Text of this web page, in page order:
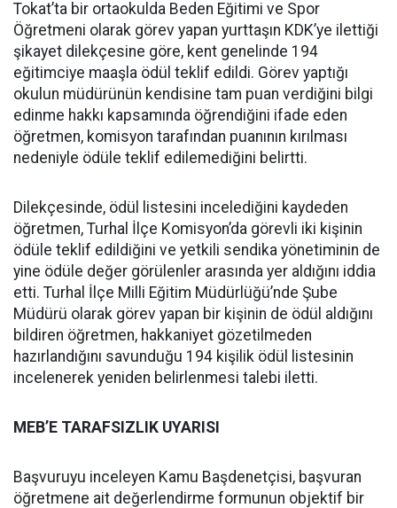
Tokat’ta bir ortaokulda Beden Eğitimi ve Spor
Öğretmeni olarak görev yapan yurttaşın KDK’ye ilettiği
şikayet dilekçesine göre, kent genelinde 194
eğitimciye maaşla ödül teklif edildi. Görev yaptığı
okulun müdürünün kendisine tam puan verdiğini bilgi
edinme hakkı kapsamında öğrendiğini ifade eden
öğretmen, komisyon tarafından puanının kırılması
nedeniyle ödüle teklif edilemediğini belirtti.
Dilekçesinde, ödül listesini incelediğini kaydeden
öğretmen, Turhal İlçe Komisyon’da görevli iki kişinin
ödüle teklif edildiğini ve yetkili sendika yönetiminin de
yine ödüle değer görülenler arasında yer aldığını iddia
etti. Turhal İlçe Milli Eğitim Müdürlüğü’nde Şube
Müdürü olarak görev yapan bir kişinin de ödül aldığını
bildiren öğretmen, hakkaniyet gözetilmeden
hazırlandığını savunduğu 194 kişilik ödül listesinin
incelenerek yeniden belirlenmesi talebi iletti.
MEB’E TARAFSIZLIK UYARISI
Başvuruyu inceleyen Kamu Başdenetçisi, başvuran
öğretmene ait değerlendirme formunun objektif bir